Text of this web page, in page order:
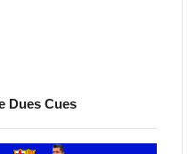
Dues Cues